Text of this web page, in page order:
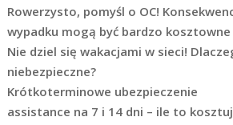
Rowerzysto, pomyśl o OC!
wypadku mogą być bardzo kosztowne
Nie dziel się wakacjami w sieci!
niebezpieczne?
Krótkoterminowe ubezpieczenie
assistance na 7 i 14 dni – ile to